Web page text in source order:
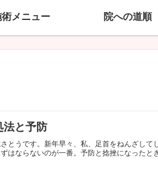
術メニュー 院への道順
法と予防
とうです。新年早々、私、足首をねんざして
はならないのが一番。予防と捻挫になったと